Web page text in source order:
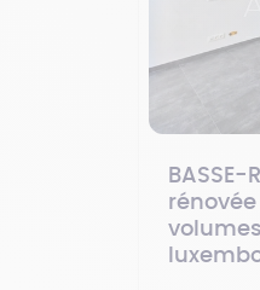
BASSE-
rénovée